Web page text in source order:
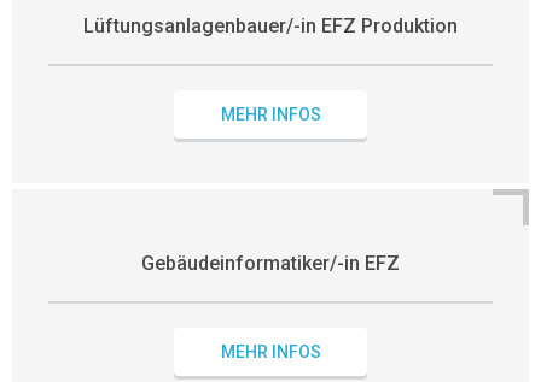
Lüftungsanlagenbauer/-in EFZ Produktion
MEHR INFOS
Gebäudeinformatiker/-in EFZ
MEHR INFOS